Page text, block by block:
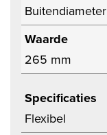
Buitendiameter
Waarde
265 mm
Specificaties
Flexibel